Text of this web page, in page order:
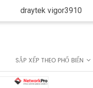
draytek vigor3910
SẮP XẾP THEO PHỔ BIẾN